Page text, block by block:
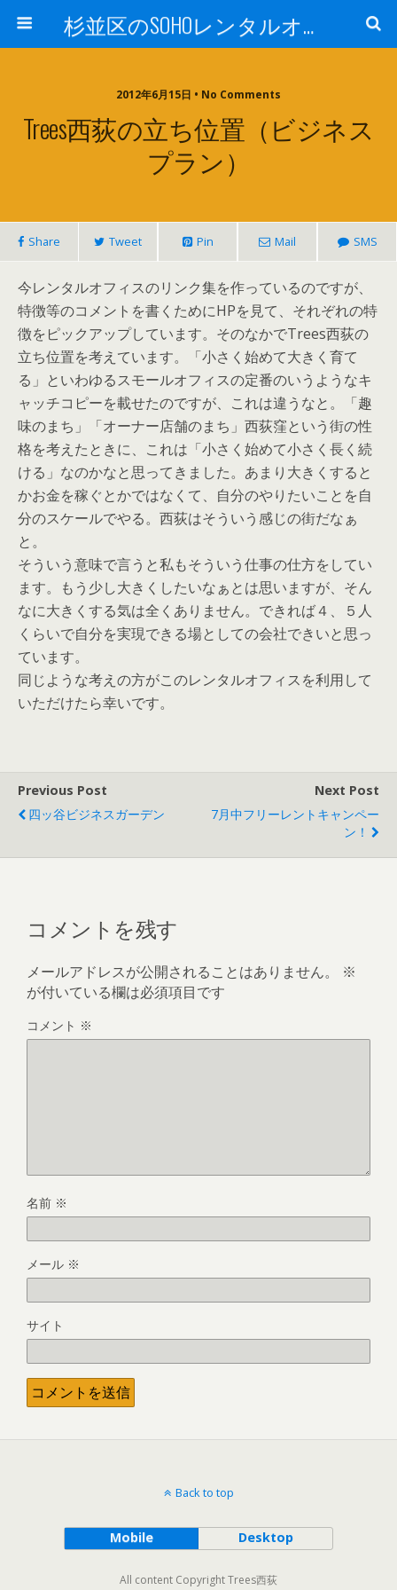
杉並区のSOHOレンタルオフィスTrees西荻
2012年6月15日 • No Comments
Trees西荻の立ち位置（ビジネス
プラン）
Share Tweet Pin Mail SMS
今レンタルオフィスのリンク集を作っているのですが、
特徴等のコメントを書くためにHPを見て、それぞれの特
徴をピックアップしています。そのなかでTrees西荻の
立ち位置を考えています。「小さく始めて大きく育て
る」といわゆるスモールオフィスの定番のいうようなキ
ャッチコピーを載せたのですが、これは違うなと。「趣
味のまち」「オーナー店舗のまち」西荻窪という街の性
格を考えたときに、これは「小さく始めて小さく長く続
ける」なのかなと思ってきました。あまり大きくすると
かお金を稼ぐとかではなくて、自分のやりたいことを自
分のスケールでやる。西荻はそういう感じの街だなぁ
と。
そういう意味で言うと私もそういう仕事の仕方をしてい
ます。もう少し大きくしたいなぁとは思いますが、そん
なに大きくする気は全くありません。できれば４、５人
くらいで自分を実現できる場としての会社できいと思っ
ています。
同じような考えの方がこのレンタルオフィスを利用して
いただけたら幸いです。
Previous Post
四ッ谷ビジネスガーデン
Next Post
7月中フリーレントキャンペー
ン！
コメントを残す
メールアドレスが公開されることはありません。
※
が付いている欄は必須項目です
コメント ※
名前 ※
メール ※
サイト
Back to top
Mobile Desktop
All content Copyright Trees西荻